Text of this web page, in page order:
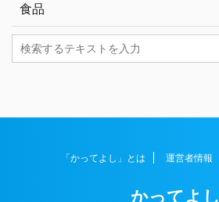
食品
「かってよし」とは 運営者情報
かってよし